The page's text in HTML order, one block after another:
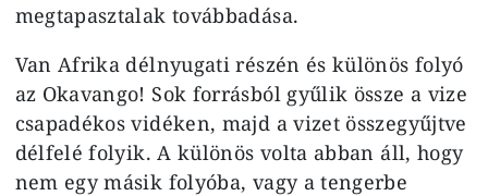
megtapasztalak továbbadása.
Van Afrika délnyugati részén és különös folyó
az Okavango! Sok forrásból gyűlik össze a vize
csapadékos vidéken, majd a vizet összegyűjtve
délfelé folyik. A különös volta abban áll, hogy
nem egy másik folyóba, vagy a tengerbe